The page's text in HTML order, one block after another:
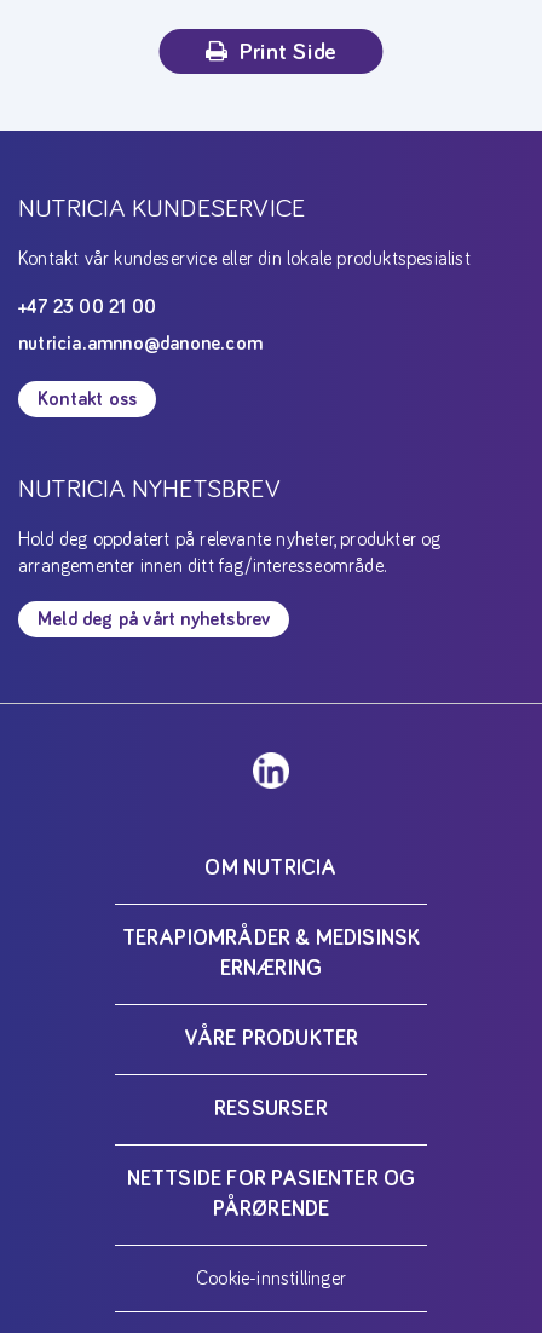
Print Side
NUTRICIA KUNDESERVICE
Kontakt vår kundeservice eller din lokale produktspesialist
+47 23 00 21 00
nutricia.amnno@danone.com
Kontakt oss
NUTRICIA NYHETSBREV
Hold deg oppdatert på relevante nyheter, produkter og
arrangementer innen ditt fag/interesseområde.
Meld deg på vårt nyhetsbrev
OM NUTRICIA
TERAPIOMRÅDER & MEDISINSK
ERNÆRING
VÅRE PRODUKTER
RESSURSER
NETTSIDE FOR PASIENTER OG
PÅRØRENDE
Cookie-innstillinger